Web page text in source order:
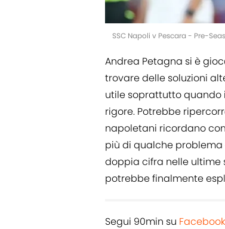
SSC Napoli v Pescara - Pre-
Andrea Petagna si è
trovare delle soluzioni
utile soprattutto quando
rigore. Potrebbe
napoletani ricordano
più di qualche problema
doppia cifra nelle ultime
potrebbe finalmente
Segui 90min su Facebook